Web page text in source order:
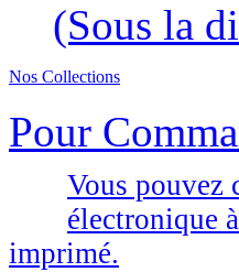
(Sous la
Nos Collections
Pour
Vous pouvez
électronique
imprimé.